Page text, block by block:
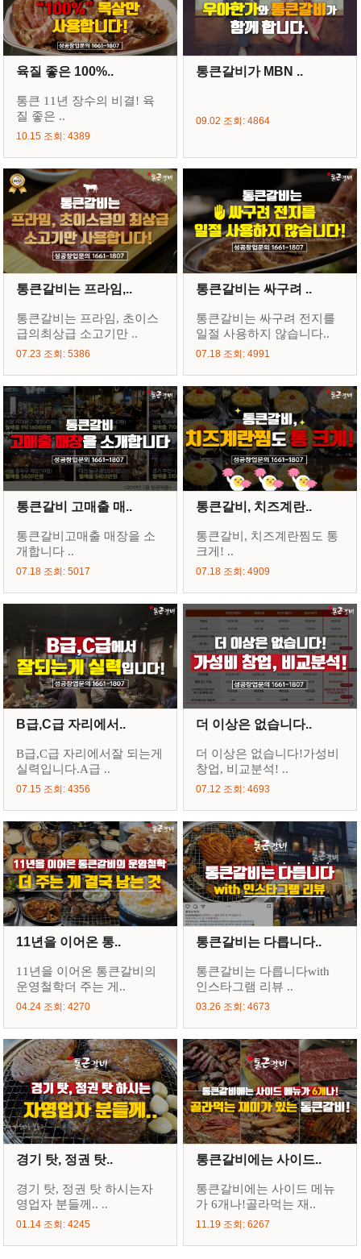
육질 좋은 100%..
통큰 11년 장수의 비결! 육
질 좋은 ..
10.15 조회: 4389
통큰갈비가 MBN ..
09.02 조회: 4864
통큰갈비는 프라임,..
통큰갈비는 프라임, 초이스
급의최상급 소고기만 ..
07.23 조회: 5386
통큰갈비는 싸구려 ..
통큰갈비는 싸구려 전지를
일절 사용하지 않습니다..
07.18 조회: 4991
통큰갈비 고매출 매..
통큰갈비고매출 매장을 소
개합니다 ..
07.18 조회: 5017
통큰갈비, 치즈계란..
통큰갈비, 치즈계란찜도 통
크게! ..
07.18 조회: 4909
B급,C급 자리에서..
B급,C급 자리에서잘 되는게
실력입니다.A급 ..
07.15 조회: 4356
더 이상은 없습니다..
더 이상은 없습니다!가성비
창업, 비교분석! ..
07.12 조회: 4693
11년을 이어온 통..
11년을 이어온 통큰갈비의
운영철학더 주는 게..
04.24 조회: 4270
통큰갈비는 다릅니다..
통큰갈비는 다릅니다with
인스타그램 리뷰 ..
03.26 조회: 4673
경기 탓, 정권 탓..
경기 탓, 정권 탓 하시는자
영업자 분들께.. ..
01.14 조회: 4245
통큰갈비에는 사이드..
통큰갈비에는 사이드 메뉴
가 6개나!골라먹는 재..
11.19 조회: 6267